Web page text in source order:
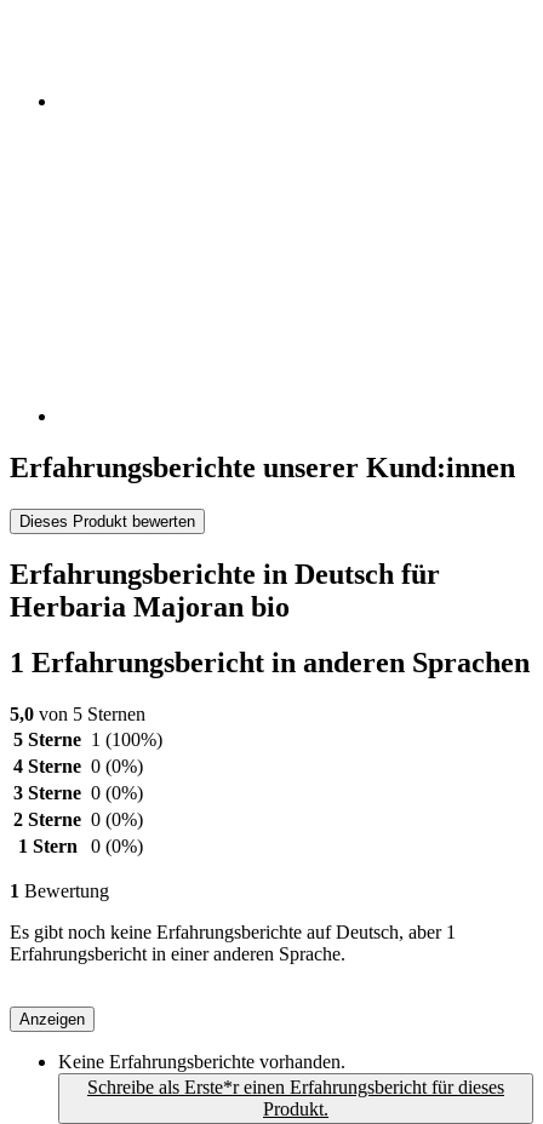
Erfahrungsberichte unserer Kund:innen
Dieses Produkt bewerten
Erfahrungsberichte in Deutsch für
Herbaria Majoran bio
1 Erfahrungsbericht in anderen Sprachen
5,0 von 5 Sternen
5 Sterne 1 (100%)
4 Sterne 0 (0%)
3 Sterne 0 (0%)
2 Sterne 0 (0%)
1 Stern
0 (0%)
1 Bewertung
Es gibt noch keine Erfahrungsberichte auf Deutsch, aber 1
Erfahrungsbericht in einer anderen Sprache.
Anzeigen
Keine Erfahrungsberichte vorhanden.
Schreibe als Erste*r einen Erfahrungsbericht für dieses
Produkt.